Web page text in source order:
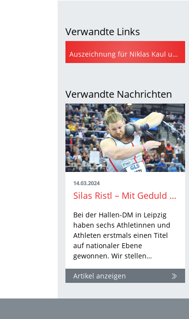
Verwandte Links
Auszeichnung für Niklas Kaul und Johannes Vetter (leichtathletik.de)
Verwandte Nachrichten
14.03.2024
Silas Ristl – Mit Geduld immer weiter nach oben
Bei der Hallen-DM in Leipzig
haben sechs Athletinnen und
Athleten erstmals einen Titel
auf nationaler Ebene
gewonnen. Wir stellen…
Artikel anzeigen